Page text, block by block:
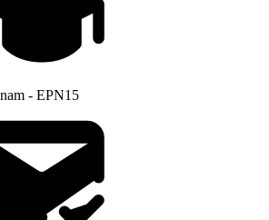
- EPN15